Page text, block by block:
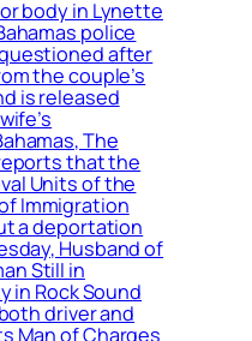
body in Lynette
police
after
the couple’s
is released
The
that the
Units of the
Immigration
a deportation
Husband of
Still in
in Rock Sound
driver and
Man of Charges